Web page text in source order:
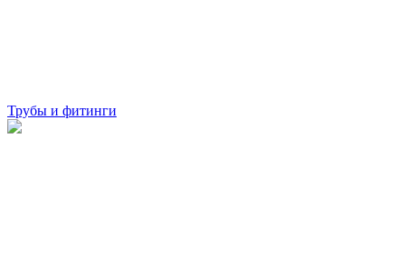
Трубы и фитинги